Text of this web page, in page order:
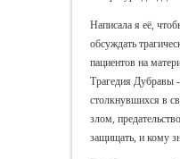
Написала я её,
обсуждать
пациентов на
Трагедия Дубравы
столкнувшихся в
злом,
защищать, и кому